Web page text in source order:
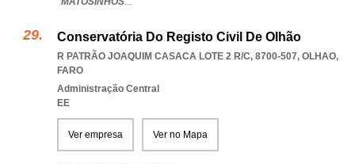
Conservatória Do Registo Civil De Olhão
R PATRÃO JOAQUIM CASACA LOTE 2 R/C, 8700-507, OLHAO,
FARO
Administração Central
EE
Ver empresa Ver no Mapa